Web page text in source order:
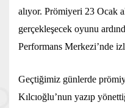
alıyor. Prömiyeri 23 Ocak
gerçekleşecek oyunu
Performans Merkezi’nde
Geçtiğimiz günlerde
Kılcıoğlu’nun yazıp